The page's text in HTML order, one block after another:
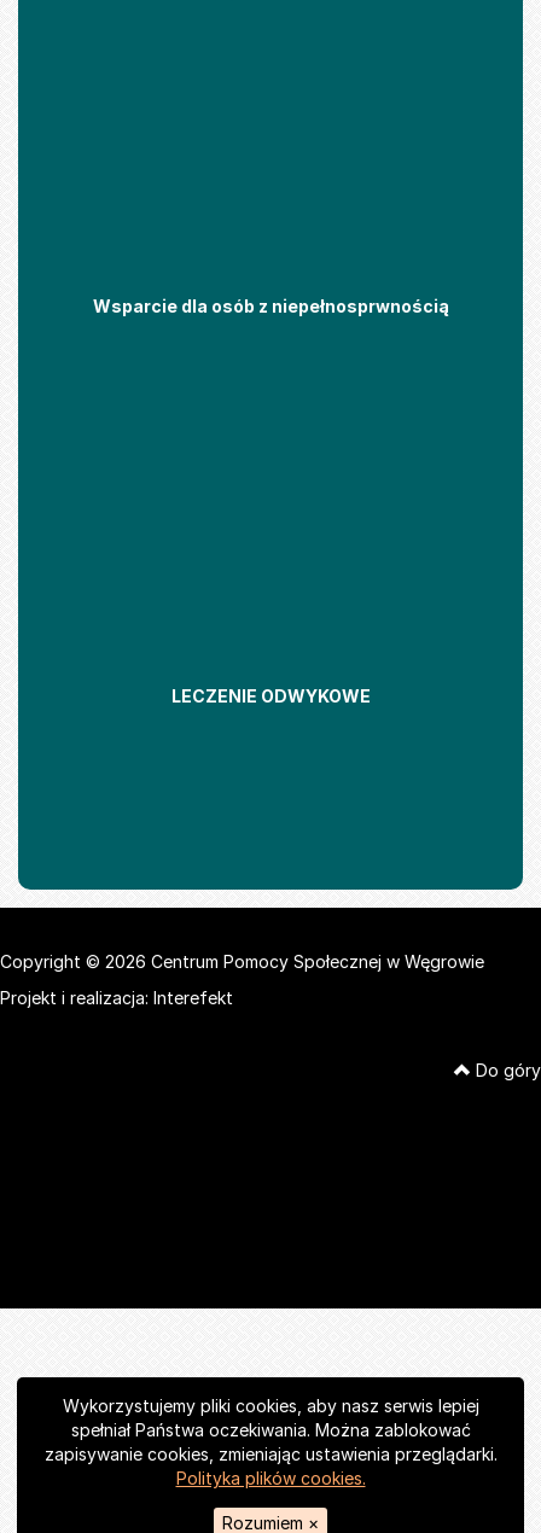
Wykorzystujemy pliki cookies, aby nasz serwis lepiej
spełniał Państwa oczekiwania. Można zablokować
zapisywanie cookies, zmieniając ustawienia przeglądarki.
Polityka plików cookies.
Rozumiem ×
Wsparcie dla osób z niepełnosprwnością
LECZENIE ODWYKOWE
Copyright © 2026 Centrum Pomocy Społecznej w Węgrowie
Projekt i realizacja: Interefekt
Do góry